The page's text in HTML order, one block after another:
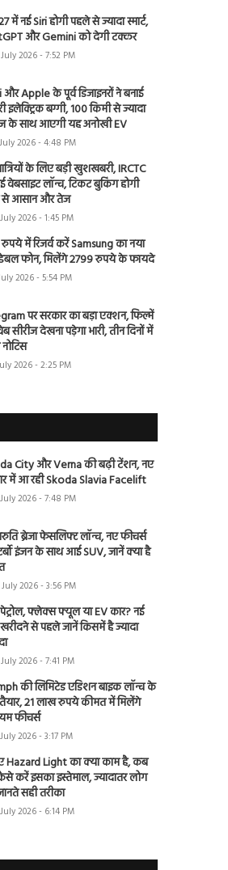
में नई Siri होगी पहले से ज्यादा स्मार्ट,
और Gemini को देगी टक्कर
2026 - 7:52 PM
Apple के पूर्व डिजाइनरों ने बनाई
इलेक्ट्रिक बग्गी, 100 किमी से ज्यादा
के साथ आएगी यह अनोखी EV
2026 - 4:48 PM
के लिए बड़ी खुशखबरी, IRCTC
वेबसाइट लॉन्च, टिकट बुकिंग होगी
आसान और तेज
2026 - 1:45 PM
में रिजर्व करें Samsung का नया
फोन, मिलेंगे 2799 रुपये के फायदे
2026 - 5:54 PM
पर सरकार का बड़ा एक्शन, फिल्में
सीरीज देखना पड़ेगा भारी, तीन दिनों में
2026 - 2:25 PM
City और Verna की बढ़ी टेंशन, नए
में आ रही Skoda Slavia Facelift
2026 - 7:48 PM
ब्रेजा फेसलिफ्ट लॉन्च, नए फीचर्स
इंजन के साथ आई SUV, जानें क्या है
2026 - 3:56 PM
फ्लेक्स फ्यूल या EV कार? नई
खरीदने से पहले जानें किसमें है ज्यादा
2026 - 7:41 PM
की लिमिटेड एडिशन बाइक लॉन्च के
21 लाख रुपये कीमत में मिलेंगे
फीचर्स
2026 - 3:17 PM
Hazard Light का क्या काम है, कब
करें इसका इस्तेमाल, ज्यादातर लोग
सही तरीका
2026 - 6:14 PM